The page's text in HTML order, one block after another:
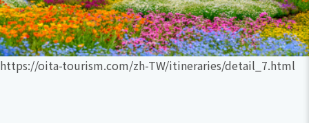
https://oita-tourism.com/zh-TW/itineraries/detail_7.html